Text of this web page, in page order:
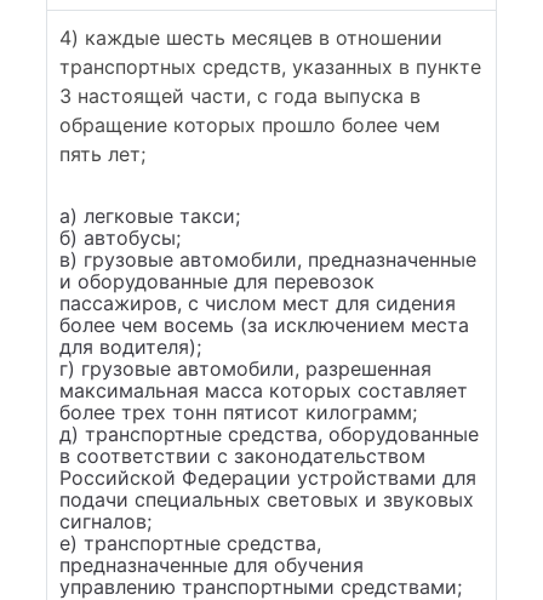
4) каждые шесть месяцев в отношении
транспортных средств, указанных в пункте
3 настоящей части, с года выпуска в
обращение которых прошло более чем
пять лет;
а) легковые такси;
б) автобусы;
в) грузовые автомобили, предназначенные
и оборудованные для перевозок
пассажиров, с числом мест для сидения
более чем восемь (за исключением места
для водителя);
г) грузовые автомобили, разрешенная
максимальная масса которых составляет
более трех тонн пятисот килограмм;
д) транспортные средства, оборудованные
в соответствии с законодательством
Российской Федерации устройствами для
подачи специальных световых и звуковых
сигналов;
е) транспортные средства,
предназначенные для обучения
управлению транспортными средствами;